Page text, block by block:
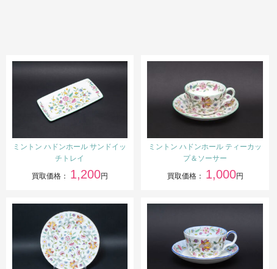
ミントン ハドンホール サンドイッ
チトレイ
買取価格： 1,200円
ミントン ハドンホール ティーカッ
プ＆ソーサー
買取価格： 1,000円